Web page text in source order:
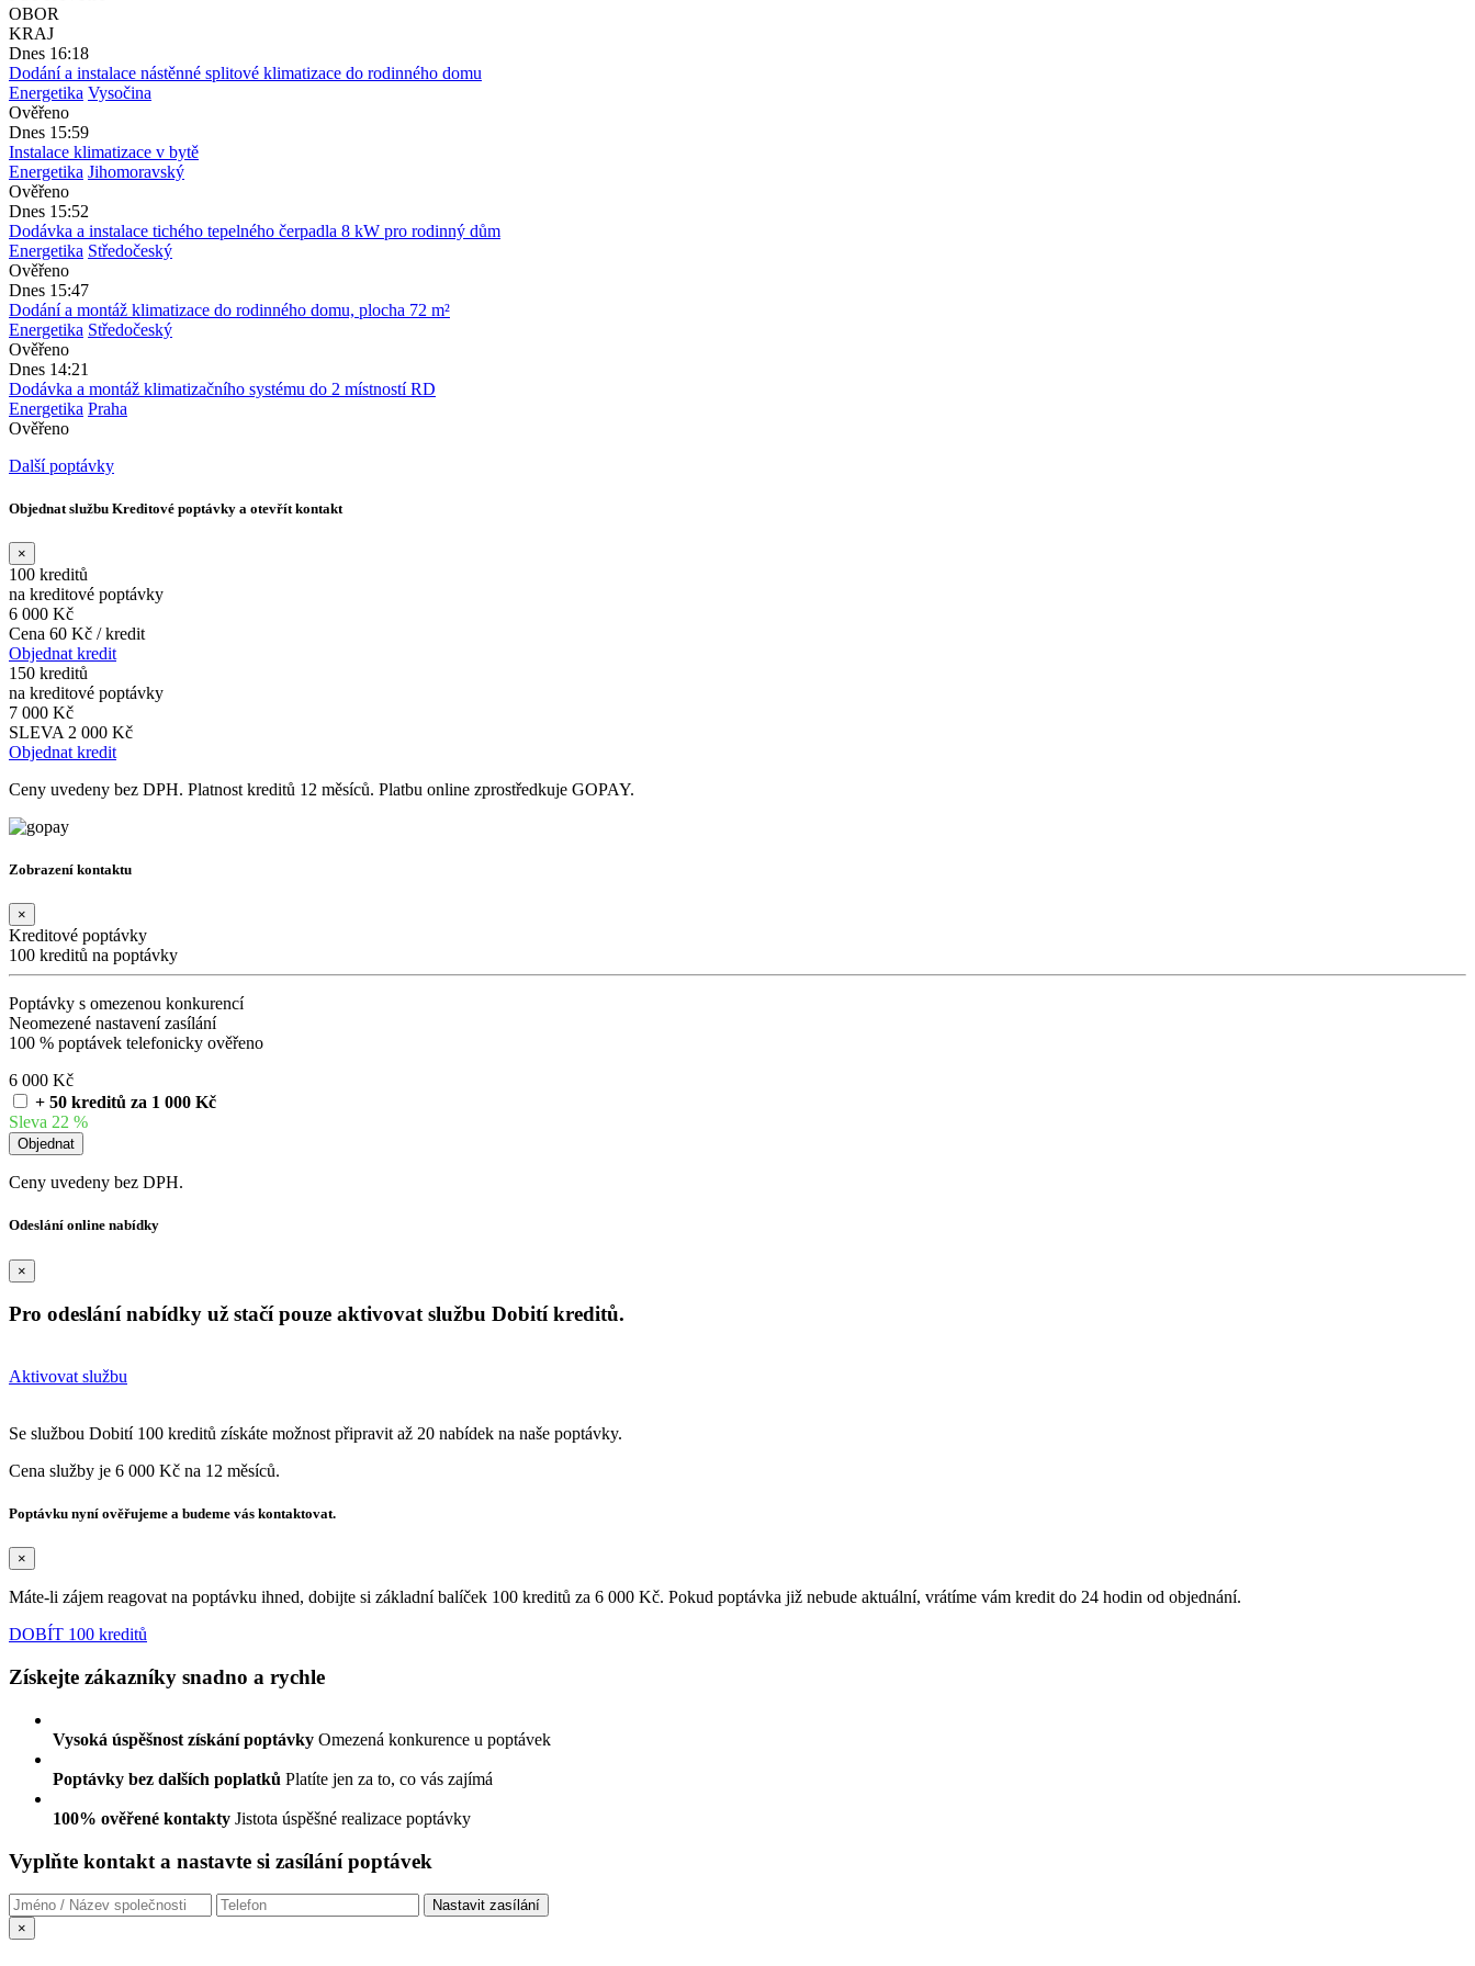
OBOR
KRAJ
Dnes 16:18
Dodání a instalace nástěnné splitové klimatizace do rodinného domu
Energetika Vysočina
Ověřeno
Dnes 15:59
Instalace klimatizace v bytě
Energetika Jihomoravský
Ověřeno
Dnes 15:52
Dodávka a instalace tichého tepelného čerpadla 8 kW pro rodinný dům
Energetika Středočeský
Ověřeno
Dnes 15:47
Dodání a montáž klimatizace do rodinného domu, plocha 72 m²
Energetika Středočeský
Ověřeno
Dnes 14:21
Dodávka a montáž klimatizačního systému do 2 místností RD
Energetika Praha
Ověřeno
Další poptávky
Objednat službu Kreditové poptávky a otevřít kontakt
×
100 kreditů
na kreditové poptávky
6 000 Kč
Cena 60 Kč / kredit
Objednat kredit
150 kreditů
na kreditové poptávky
7 000 Kč
SLEVA 2 000 Kč
Objednat kredit
Ceny uvedeny bez DPH. Platnost kreditů 12 měsíců. Platbu online zprostředkuje GOPAY.
Zobrazení kontaktu
×
Kreditové poptávky
100 kreditů na poptávky
Poptávky s omezenou konkurencí
Neomezené nastavení zasílání
100 % poptávek telefonicky ověřeno
6 000 Kč
+ 50 kreditů za 1 000 Kč
Sleva 22 %
Ceny uvedeny bez DPH.
Odeslání online nabídky
×
Pro odeslání nabídky už stačí pouze aktivovat službu Dobití kreditů.
Aktivovat službu
Se službou Dobití 100 kreditů získáte možnost připravit až 20 nabídek na naše poptávky.
Cena služby je 6 000 Kč na 12 měsíců.
Poptávku nyní ověřujeme a budeme vás kontaktovat.
×
Máte-li zájem reagovat na poptávku ihned, dobijte si základní balíček 100 kreditů za 6 000 Kč. Pokud poptávka již nebude aktuální, vrátíme vám kredit do 24 hodin od objednání.
DOBÍT 100 kreditů
Získejte zákazníky snadno a rychle
Vysoká úspěšnost získání poptávky Omezená konkurence u poptávek
Poptávky bez dalších poplatků Platíte jen za to, co vás zajímá
100% ověřené kontakty Jistota úspěšné realizace poptávky
Vyplňte kontakt a nastavte si zasílání poptávek
×